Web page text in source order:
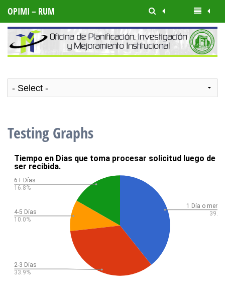
OPIMI – RUM
Testing Graphs